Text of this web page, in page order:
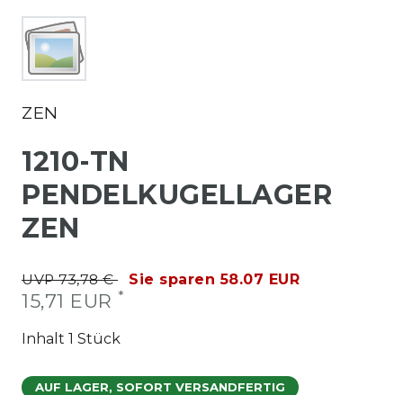
ZEN
1210-TN
PENDELKUGELLAGER
ZEN
UVP 73,78 € Sie sparen 58.07 EUR
15,71 EUR *
Inhalt 1 Stück
AUF LAGER, SOFORT VERSANDFERTIG